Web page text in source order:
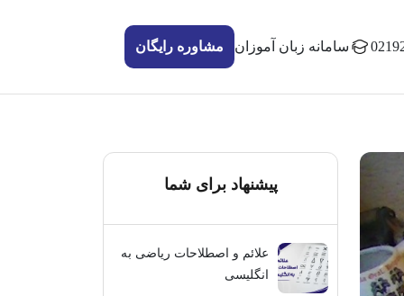
سامانه زبان آموزان مشاوره رایگان
پیشنهاد برای شما
علائم و اصطلاحات ریاضی به
انگلیسی